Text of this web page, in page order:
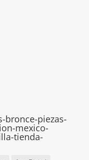
bronce-piezas-
mexico-
tienda-